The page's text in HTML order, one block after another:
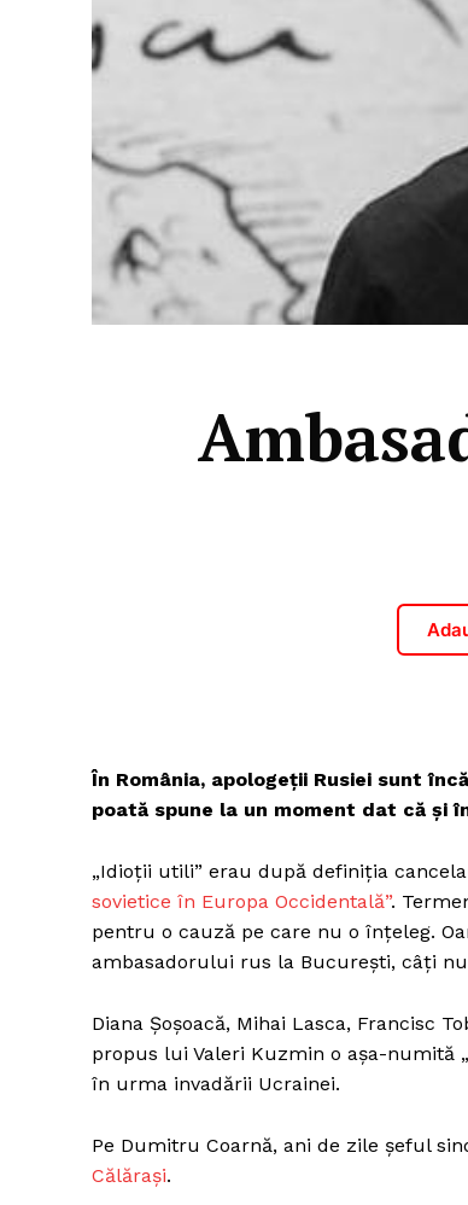
În România, apologeții Rusiei sunt
poată spune la un moment dat că și
„Idioții utili” erau după definiția
sovietice în Europa Occidentală”.
pentru o cauză pe care nu o înțeleg.
ambasadorului rus la București, câți
Diana Șoșoacă, Mihai Lasca, Francisc
propus lui Valeri Kuzmin o așa-numită
în urma invadării Ucrainei.
Pe Dumitru Coarnă, ani de zile șeful
Călărași.